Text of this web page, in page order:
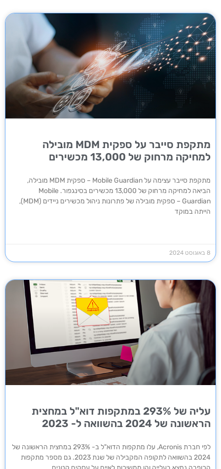
מתקפת סייבר על ספקית MDM מובילה
למחיקה מרחוק של 13,000 מכשירים
מתקפת סייבר עצימה על Mobile Guardian – ספקית MDM מובילה,
הביאה למחיקה מרחוק של 13,000 מכשירים בסינגפור. Mobile
Guardian – ספקית מובילה של פתרונות ניהול מכשירים ניידים (MDM),
הייתה במוקד
8 באוגוסט 2024
עליה של 293% במתקפות דוא"ל במחצית
הראשונה של 2024 בהשוואה ל- 2023
לפי חברת Acronis, עלו מתקפות הדוא"ל ב- 293% במחצית הראשונה של
2024 בהשוואה לתקופה המקבילה של שנת 2023. גם מספר מתקפות